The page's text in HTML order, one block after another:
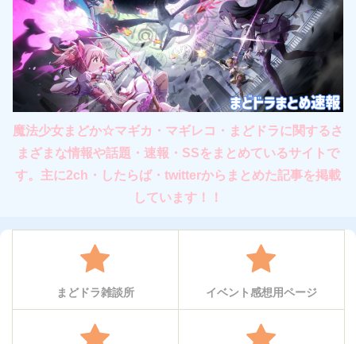
魔法少女まどか☆マギカ・マギレコ・まどドラに関するさ
まざまな情報や話題・速報・SSをまとめているサイトで
す。主に2ch・したらば・twitterからまとめた記事を掲載
しています！！
まどドラ雑談所 イベント感想用ページ